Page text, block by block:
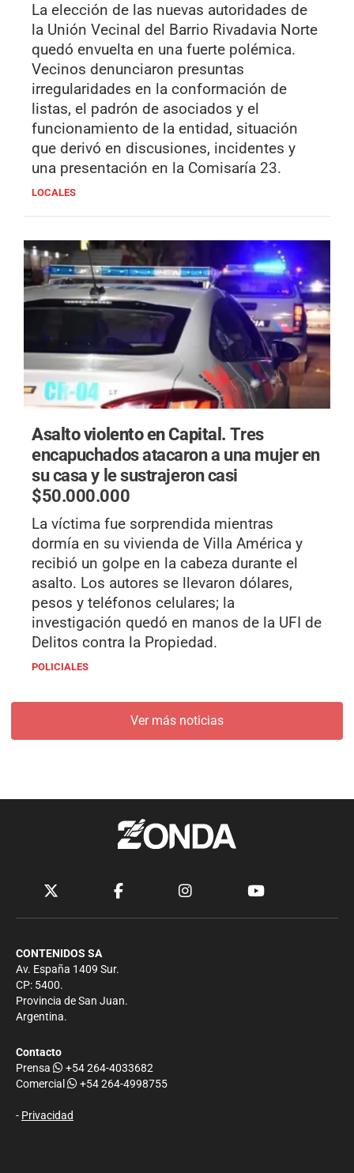
La elección de las nuevas autoridades de
la Unión Vecinal del Barrio Rivadavia Norte
quedó envuelta en una fuerte polémica.
Vecinos denunciaron presuntas
irregularidades en la conformación de
listas, el padrón de asociados y el
funcionamiento de la entidad, situación
que derivó en discusiones, incidentes y
una presentación en la Comisaría 23.
LOCALES
Asalto violento en Capital.Tres
encapuchados atacaron a una mujer en
su casa y le sustrajeron casi
$50.000.000
La víctima fue sorprendida mientras
dormía en su vivienda de Villa América y
recibió un golpe en la cabeza durante el
asalto. Los autores se llevaron dólares,
pesos y teléfonos celulares; la
investigación quedó en manos de la UFI de
Delitos contra la Propiedad.
POLICIALES
Ver más noticias
CONTENIDOS SA
Av. España 1409 Sur.
CP: 5400.
Provincia de San Juan.
Argentina.
Contacto
Prensa
+54 264-4033682
Comercial
+54 264-4998755
- Privacidad